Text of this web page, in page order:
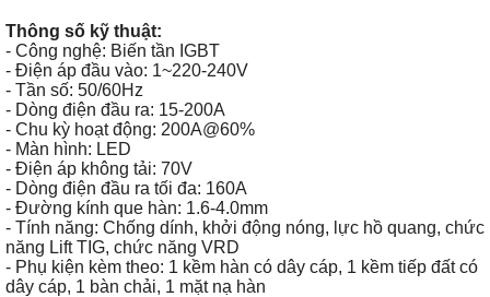
Thông số kỹ thuật:
- Công nghệ: Biến tần IGBT
- Điện áp đầu vào: 1~220-240V
- Tần số: 50/60Hz
- Dòng điện đầu ra: 15-200A
- Chu kỳ hoạt động: 200A@60%
- Màn hình: LED
- Điện áp không tải: 70V
- Dòng điện đầu ra tối đa: 160A
- Đường kính que hàn: 1.6-4.0mm
- Tính năng: Chống dính, khởi động nóng, lực hồ quang, chức
năng Lift TIG, chức năng VRD
- Phụ kiện kèm theo: 1 kềm hàn có dây cáp, 1 kềm tiếp đất có
dây cáp, 1 bàn chải, 1 mặt nạ hàn